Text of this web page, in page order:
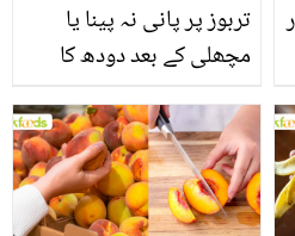
تربوز پر پانی نہ پینا یا
مچھلی کے بعد دودھ کا
سے متعلق غلط فہمیوں کی
حقیقت کیا ہے اور افواہ
کیا؟